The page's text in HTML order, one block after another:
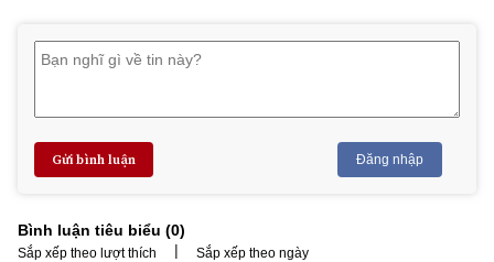
Gửi bình luận Đăng nhập
Bình luận tiêu biểu (0)
Sắp xếp theo lượt thích | Sắp xếp theo ngày